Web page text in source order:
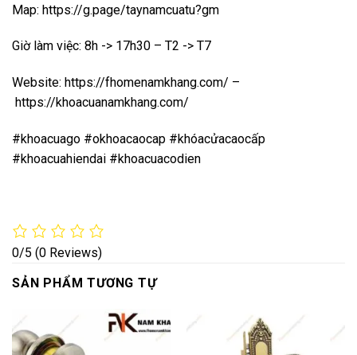
Map: https://g.page/taynamcuatu?gm
Giờ làm việc: 8h -> 17h30 – T2 -> T7
Website: https://fhomenamkhang.com/ –
https://khoacuanamkhang.com/
#khoacuago #okhoacaocap #khóacửacaocấp
#khoacuahiendai #khoacuacodien
0/5 (0 Reviews)
SẢN PHẨM TƯƠNG TỰ